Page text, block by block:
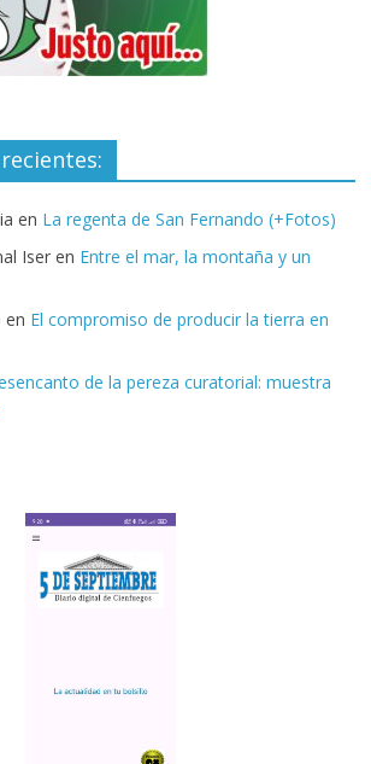
en La regenta de San Fernando (+Fotos)
Iser en Entre el mar, la montaña y un
en El compromiso de producir la tierra en
de la pereza curatorial: muestra